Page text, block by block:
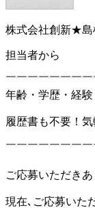
株式会社創新★島
担当者から
￣￣￣￣￣￣￣
年齢・学歴・経
履歴書も不要！気
￣￣￣￣￣￣￣
ご応募いただき
現在､ご応募いた